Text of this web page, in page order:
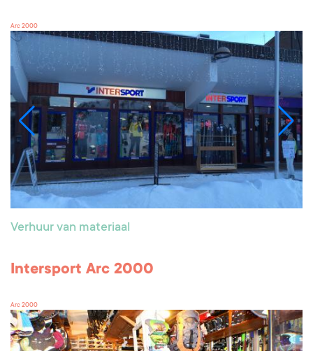
Arc 2000
Verhuur van materiaal
Intersport Arc 2000
Arc 2000